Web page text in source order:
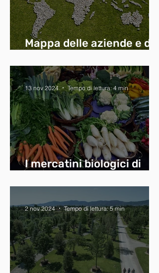
Mappa delle aziende e dei
I mercatini biologici di
13 nov 2024 Tempo di lettura: 4 min
2 nov 2024 Tempo di lettura: 5 min